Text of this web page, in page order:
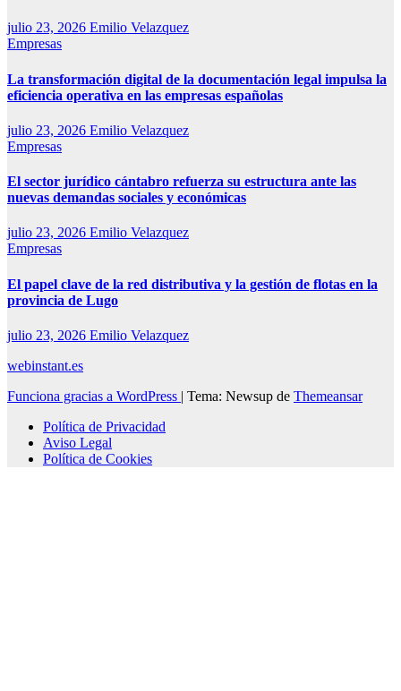
julio 23, 2026 Emilio Velazquez
Empresas
La transformación digital de la documentación legal impulsa la
eficiencia operativa en las empresas españolas
julio 23, 2026 Emilio Velazquez
Empresas
El sector jurídico cántabro refuerza su estructura ante las
nuevas demandas sociales y económicas
julio 23, 2026 Emilio Velazquez
Empresas
El papel clave de la red distributiva y la gestión de flotas en la
provincia de Lugo
julio 23, 2026 Emilio Velazquez
webinstant.es
Funciona gracias a WordPress | Tema: Newsup de Themeansar
Política de Privacidad
Aviso Legal
Política de Cookies